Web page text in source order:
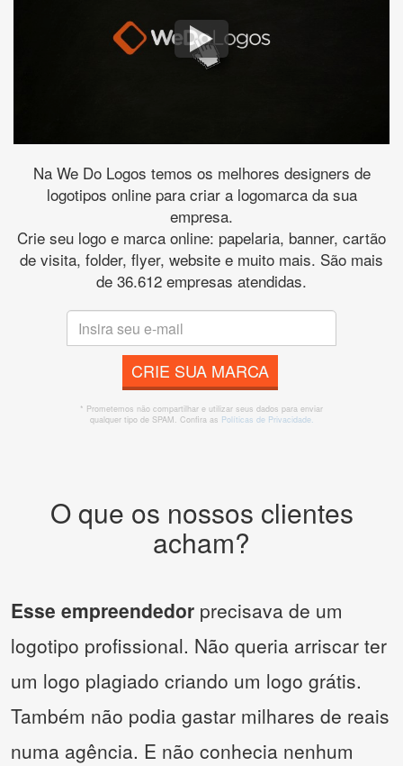
Na We Do Logos temos os melhores designers de
logotipos online para criar a logomarca da sua
empresa.
Crie seu logo e marca online: papelaria, banner, cartão
de visita, folder, flyer, website e muito mais. São mais
de 36.612 empresas atendidas.
CRIE SUA MARCA
* Prometemos não compartilhar e utilizar seus dados para enviar
qualquer tipo de SPAM. Confira as Políticas de Privacidade.
O que os nossos clientes
acham?
Esse empreendedor precisava de um
logotipo profissional. Não queria arriscar ter
um logo plagiado criando um logo grátis.
Também não podia gastar milhares de reais
numa agência. E não conhecia nenhum